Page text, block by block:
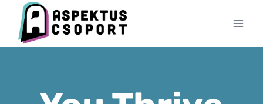
content